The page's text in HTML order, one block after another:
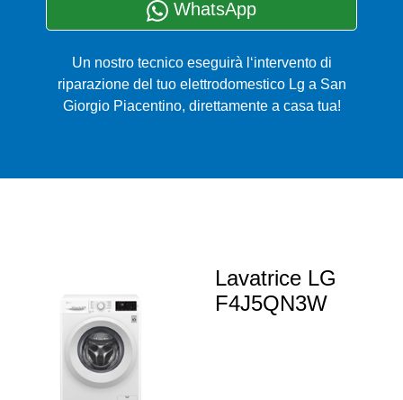
WhatsApp
Un nostro tecnico eseguirà l‘intervento di
riparazione del tuo elettrodomestico Lg a San
Giorgio Piacentino, direttamente a casa tua!
Lavatrice LG
F4J5QN3W